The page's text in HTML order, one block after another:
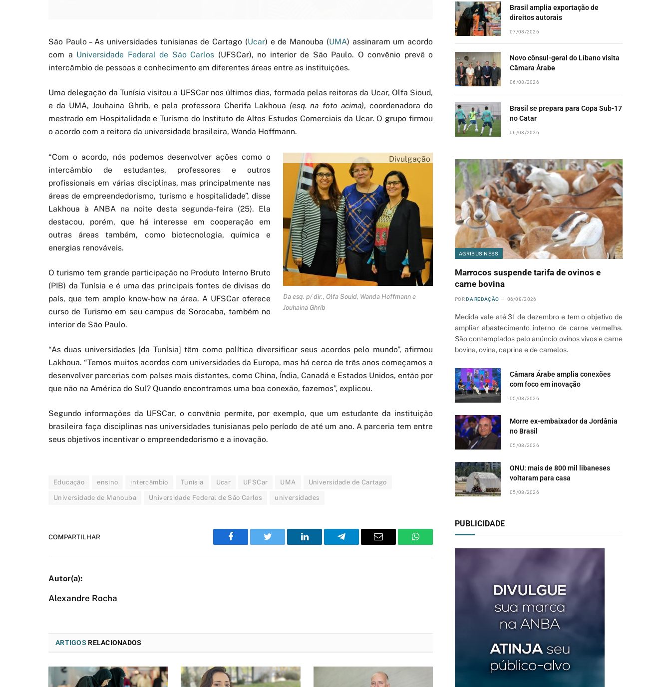
São Paulo – As universidades tunisianas de Cartago (Ucar) e de Manouba (UMA) assinaram um acordo
com a Universidade Federal de São Carlos (UFSCar), no interior de São Paulo. O convênio prevê o
intercâmbio de pessoas e conhecimento em diferentes áreas entre as instituições.
Uma delegação da Tunísia visitou a UFSCar nos últimos dias, formada pelas reitoras da Ucar, Olfa Sioud,
e da UMA, Jouhaina Ghrib, e pela professora Cherifa Lakhoua (esq. na foto acima), coordenadora do
mestrado em Hospitalidade e Turismo do Instituto de Altos Estudos Comerciais da Ucar. O grupo firmou
o acordo com a reitora da universidade brasileira, Wanda Hoffmann.
Divulgação
Da esq. p/ dir., Olfa Souid, Wanda Hoffmann e
Jouhaina Ghrib
“Com o acordo, nós podemos desenvolver ações como o
intercâmbio de estudantes, professores e outros
profissionais em várias disciplinas, mas principalmente nas
áreas de empreendedorismo, turismo e hospitalidade”, disse
Lakhoua à ANBA na noite desta segunda-feira (25). Ela
destacou, porém, que há interesse em cooperação em
outras áreas também, como biotecnologia, química e
energias renováveis.
O turismo tem grande participação no Produto Interno Bruto
(PIB) da Tunísia e é uma das principais fontes de divisas do
país, que tem amplo know-how na área. A UFSCar oferece
curso de Turismo em seu campus de Sorocaba, também no
interior de São Paulo.
“As duas universidades [da Tunísia] têm como política diversificar seus acordos pelo mundo”, afirmou
Lakhoua. “Temos muitos acordos com universidades da Europa, mas há cerca de três anos começamos a
desenvolver parcerias com países mais distantes, como China, Índia, Canadá e Estados Unidos, então por
que não na América do Sul? Quando encontramos uma boa conexão, fazemos”, explicou.
Segundo informações da UFSCar, o convênio permite, por exemplo, que um estudante da instituição
brasileira faça disciplinas nas universidades tunisianas pelo período de até um ano. A parceria tem entre
seus objetivos incentivar o empreendedorismo e a inovação.
Educação ensino intercâmbio Tunísia Ucar UFSCar UMA Universidade de Cartago
Universidade de Manouba Universidade Federal de São Carlos universidades
COMPARTILHAR
Facebook Twitter LinkedIn Telegram Email WhatsApp
Alexandre Rocha
ARTIGOS RELACIONADOS
Brasil amplia exportação de
direitos autorais
07/08/2026
Novo cônsul-geral do Líbano visita
Câmara Árabe
06/08/2026
Brasil se prepara para Copa Sub-17
no Catar
06/08/2026
AGRIBUSINESS
Marrocos suspende tarifa de ovinos e
carne bovina
POR DA REDAÇÃO 06/08/2026
Medida vale até 31 de dezembro e tem o objetivo de
ampliar abastecimento interno de carne vermelha.
São contemplados pelo anúncio ovinos vivos e carne
bovina, ovina, caprina e de camelos.
Câmara Árabe amplia conexões
com foco em inovação
05/08/2026
Morre ex-embaixador da Jordânia
no Brasil
05/08/2026
ONU: mais de 800 mil libaneses
voltaram para casa
05/08/2026
PUBLICIDADE